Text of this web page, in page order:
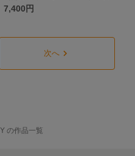
7,400円
次へ
の作品一覧